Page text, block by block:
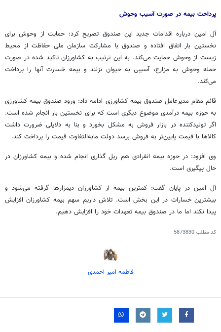
پرداخت بیمه در صورت آسیب وحوش
آل امین درباره اقدامات جدید این صندوق تصریح کرد: حمایت از وحوش برای
نخستین بار اتفاق افتاده و صندوق با مشارکت سازمان ملی حفاظت از محیط
زیست از وحوش حمایت می‌کند. به این ترتیب به کشاورزان تاکید شده در صورت
حمله وحوش به مزارع، آسیبی به حیوان نزنند و بیمه خسارت آنها را پرداخت
می‌کند.
قائم مقام مدیرعامل صندوق بیمه کشاورزی ادامه داد: ورود صندوق بیمه کشاورزی
به حوزه بیمه درآمدی موضوع دیگری است که برای نخستین بار انجام شده است.
اگر تولیدکننده در بازار فروش به مشکل بخورد و بنا به دلایلی ضرورت داشت
کالاها با قیمت پایین‌تر به فروش برسد دولت مابه‌التفاوت قیمت را پرداخت کند.
وی افزود: در حوزه بیمه انفرادی هم ریل گذاری انجام شده و بیمه کشاورزان در
حال پیگیری است.
آل امین در پایان گفت: کمترین بیمه از کشاورزان دیمزارها گرفته می‌شود و
بیشترین خسارات در این بخش است. تلاش داریم سهم بیمه کشاورزان افزایش
پیدا نکند اما ما در صندوق بیمه تعهدات خود را افزایش دهیم.
کد مطلب5873830
فاطمه امیر احمدی